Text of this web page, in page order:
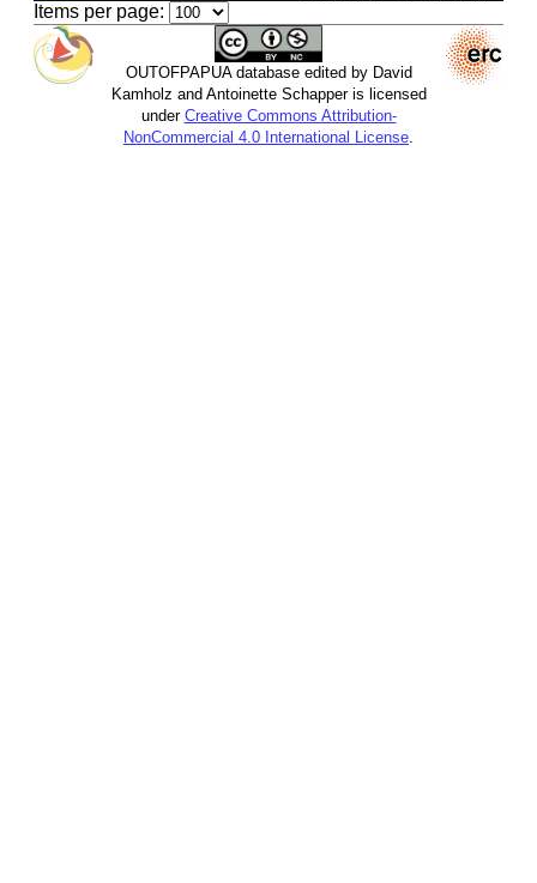
Items per page:
OUTOFPAPUA database edited by David
Kamholz and Antoinette Schapper is licensed
under Creative Commons Attribution-
NonCommercial 4.0 International License.